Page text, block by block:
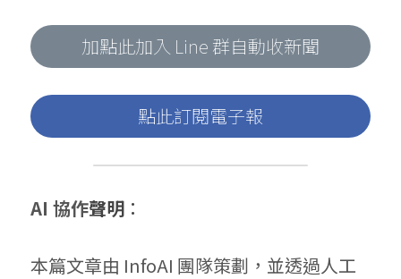
加點此加入 Line 群自動收新聞
點此訂閱電子報
AI 協作聲明 ：
本篇文章由 InfoAI 團隊策劃，並透過人工